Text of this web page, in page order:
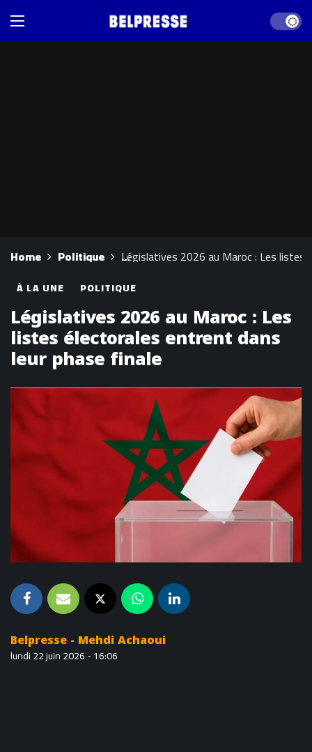
Dark
Home Politique Législatives 2026 au Maroc : Les
À LA UNE POLITIQUE
Législatives 2026 au Maroc : Les
listes électorales entrent dans
leur phase finale
Belpresse - Mehdi Achaoui
lundi 22 juin 2026 - 16:06